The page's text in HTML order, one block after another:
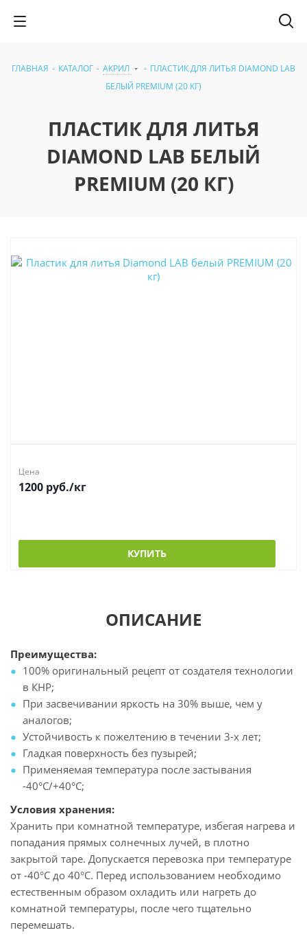
ГЛАВНАЯ - КАТАЛОГ - АКРИЛ - ПЛАСТИК ДЛЯ ЛИТЬЯ DIAMOND LAB
БЕЛЫЙ PREMIUM (20 КГ)
ПЛАСТИК ДЛЯ ЛИТЬЯ
DIAMOND LAB БЕЛЫЙ
PREMIUM (20 КГ)
Цена
1200 руб./кг
КУПИТЬ
ОПИСАНИЕ
Преимущества:
100% оригинальный рецепт от создателя технологии
в КНР;
При засвечивании яркость на 30% выше, чем у
аналогов;
Устойчивость к пожелтению в течении 3-х лет;
Гладкая поверхность без пузырей;
Применяемая температура после застывания
-40°C/+40°C;
Условия хранения:
Хранить при комнатной температуре, избегая нагрева и
попадания прямых солнечных лучей, в плотно
закрытой таре. Допускается перевозка при температуре
от -40°C до 40°C. Перед использованием необходимо
естественным образом охладить или нагреть до
комнатной температуры, после чего тщательно
перемешать.